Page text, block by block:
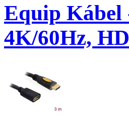
Equip Kábel
4K/60Hz,